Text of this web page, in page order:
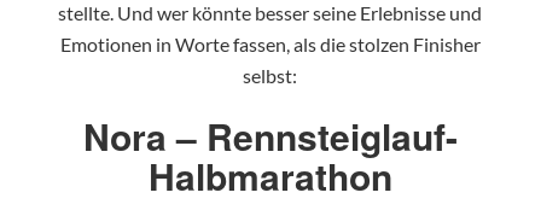
stellte. Und wer könnte besser seine Erlebnisse und
Emotionen in Worte fassen, als die stolzen Finisher
selbst:
Nora – Rennsteiglauf-
Halbmarathon